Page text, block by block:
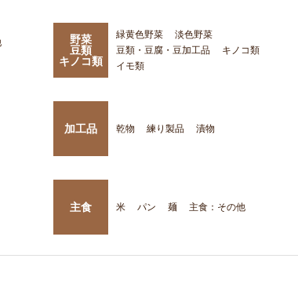
野菜
豆類
キノコ類
緑黄色野菜
淡色野菜
豆類・豆腐・豆加工品
キノコ類
イモ類
加工品 乾物 練り製品 漬物
主食 米 パン 麺 主食：その他